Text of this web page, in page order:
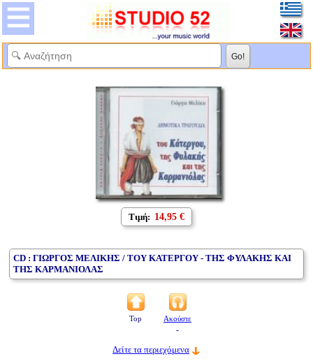
Τιμή: 14,95 €
CD : ΓΙΩΡΓΟΣ ΜΕΛΙΚΗΣ / ΤΟΥ ΚΑΤΕΡΓΟΥ - ΤΗΣ ΦΥΛΑΚΗΣ ΚΑΙ
ΤΗΣ ΚΑΡΜΑΝΙΟΛΑΣ
Top Ακούστε
Δείτε τα περιεχόμενα